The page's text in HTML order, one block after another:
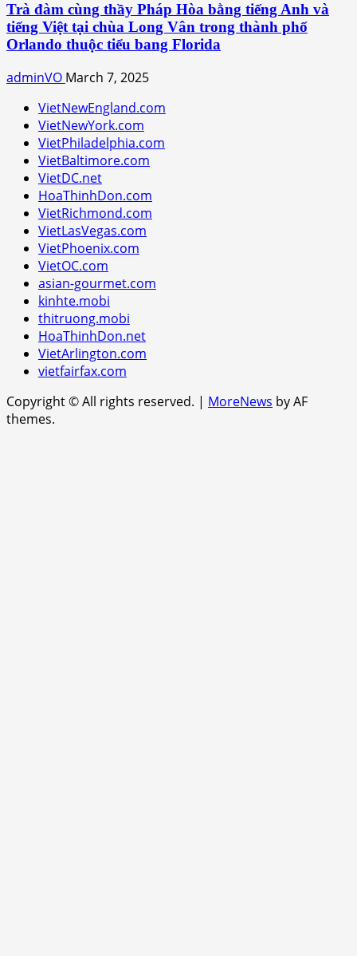
Trà đàm cùng thầy Pháp Hòa bằng tiếng Anh và
tiếng Việt tại chùa Long Vân trong thành phố
Orlando thuộc tiểu bang Florida
adminVO March 7, 2025
VietNewEngland.com
VietNewYork.com
VietPhiladelphia.com
VietBaltimore.com
VietDC.net
HoaThinhDon.com
VietRichmond.com
VietLasVegas.com
VietPhoenix.com
VietOC.com
asian-gourmet.com
kinhte.mobi
thitruong.mobi
HoaThinhDon.net
VietArlington.com
vietfairfax.com
Copyright © All rights reserved. | MoreNews by AF
themes.